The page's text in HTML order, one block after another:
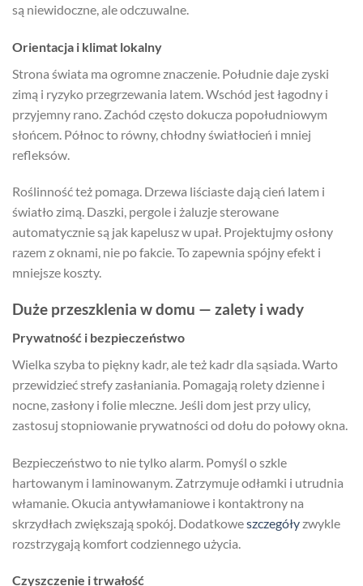
są niewidoczne, ale odczuwalne.
Orientacja i klimat lokalny
Strona świata ma ogromne znaczenie. Południe daje zyski
zimą i ryzyko przegrzewania latem. Wschód jest łagodny i
przyjemny rano. Zachód często dokucza popołudniowym
słońcem. Północ to równy, chłodny światłocień i mniej
refleksów.
Roślinność też pomaga. Drzewa liściaste dają cień latem i
światło zimą. Daszki, pergole i żaluzje sterowane
automatycznie są jak kapelusz w upał. Projektujmy osłony
razem z oknami, nie po fakcie. To zapewnia spójny efekt i
mniejsze koszty.
Duże przeszklenia w domu — zalety i wady
Prywatność i bezpieczeństwo
Wielka szyba to piękny kadr, ale też kadr dla sąsiada. Warto
przewidzieć strefy zasłaniania. Pomagają rolety dzienne i
nocne, zasłony i folie mleczne. Jeśli dom jest przy ulicy,
zastosuj stopniowanie prywatności od dołu do połowy okna.
Bezpieczeństwo to nie tylko alarm. Pomyśl o szkle
hartowanym i laminowanym. Zatrzymuje odłamki i utrudnia
włamanie. Okucia antywłamaniowe i kontaktrony na
skrzydłach zwiększają spokój. Dodatkoweszczegółyzwykle
rozstrzygają komfort codziennego użycia.
Czyszczenie i trwałość